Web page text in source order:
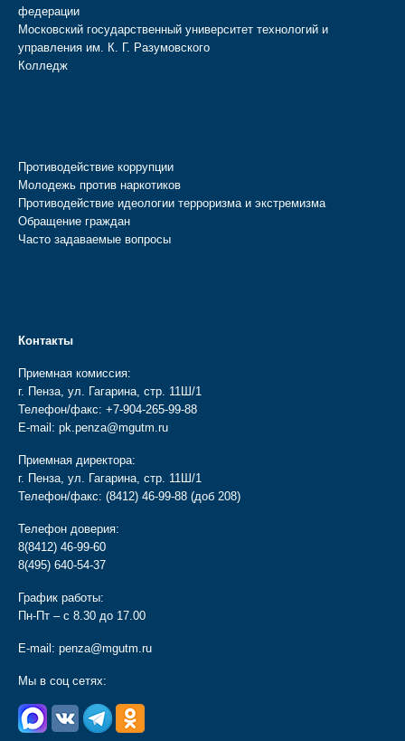
федерации
Московский государственный университет технологий и
управления им. К. Г. Разумовского
Колледж
Противодействие коррупции
Молодежь против наркотиков
Противодействие идеологии терроризма и экстремизма
Обращение граждан
Часто задаваемые вопросы
Контакты
Приемная комиссия:
г. Пенза, ул. Гагарина, стр. 11Ш/1
Телефон/факс: +7-904-265-99-88
E-mail: pk.penza@mgutm.ru
Приемная директора:
г. Пенза, ул. Гагарина, стр. 11Ш/1
Телефон/факс: (8412) 46-99-88 (доб 208)
Телефон доверия:
8(8412) 46-99-60
8(495) 640-54-37
График работы:
Пн-Пт – с 8.30 до 17.00
E-mail: penza@mgutm.ru
Мы в соц сетях: